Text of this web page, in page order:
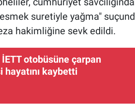
suretiyle yağma"
hakimliğine sevk edildi.
otobüsüne çarpan
kaybetti